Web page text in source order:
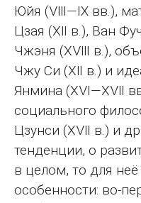
Юйя (Ⅷ—Ⅸ вв.),
Цзая (ⅩⅡ в.), Ван
Чжэня (ⅩⅧ в.),
Чжу Си (ⅩⅡ в.) и
Янмина (ⅩⅥ—ⅩⅦ
социального
Цзунси (ⅩⅦ в.) и
тенденции, о
в целом, то для
особенности: во-